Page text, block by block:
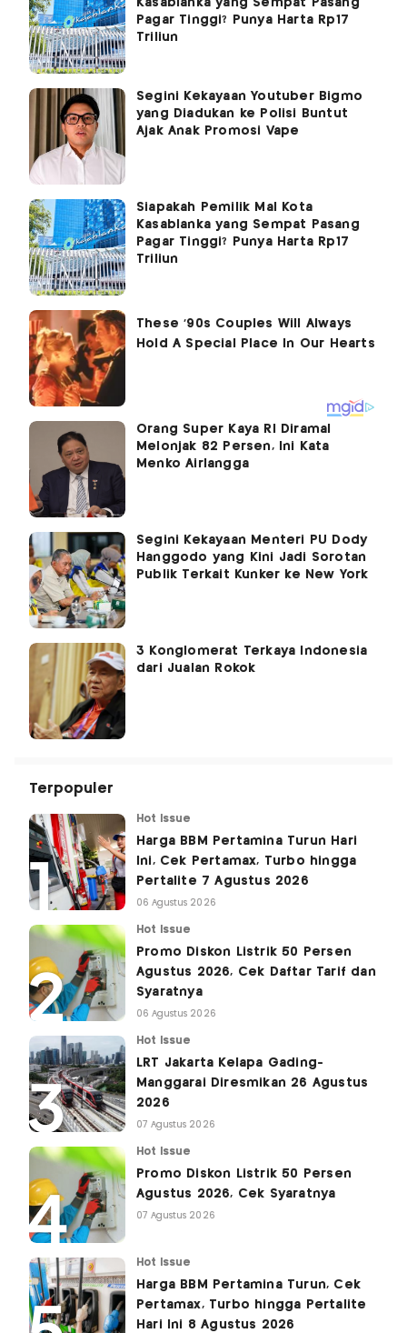
Kasablanka yang Sempat Pasang
Pagar Tinggi? Punya Harta Rp17
Triliun
Segini Kekayaan Youtuber Bigmo
yang Diadukan ke Polisi Buntut
Ajak Anak Promosi Vape
Siapakah Pemilik Mal Kota
Kasablanka yang Sempat Pasang
Pagar Tinggi? Punya Harta Rp17
Triliun
Orang Super Kaya RI Diramal
Melonjak 82 Persen, Ini Kata
Menko Airlangga
Segini Kekayaan Menteri PU Dody
Hanggodo yang Kini Jadi Sorotan
Publik Terkait Kunker ke New York
3 Konglomerat Terkaya Indonesia
dari Jualan Rokok
Terpopuler
Hot Issue
Harga BBM Pertamina Turun Hari
Ini, Cek Pertamax, Turbo hingga
Pertalite 7 Agustus 2026
06 Agustus 2026
Hot Issue
Promo Diskon Listrik 50 Persen
Agustus 2026, Cek Daftar Tarif dan
Syaratnya
06 Agustus 2026
Hot Issue
LRT Jakarta Kelapa Gading-
Manggarai Diresmikan 26 Agustus
2026
07 Agustus 2026
Hot Issue
Promo Diskon Listrik 50 Persen
Agustus 2026, Cek Syaratnya
07 Agustus 2026
Hot Issue
Harga BBM Pertamina Turun, Cek
Pertamax, Turbo hingga Pertalite
Hari Ini 8 Agustus 2026